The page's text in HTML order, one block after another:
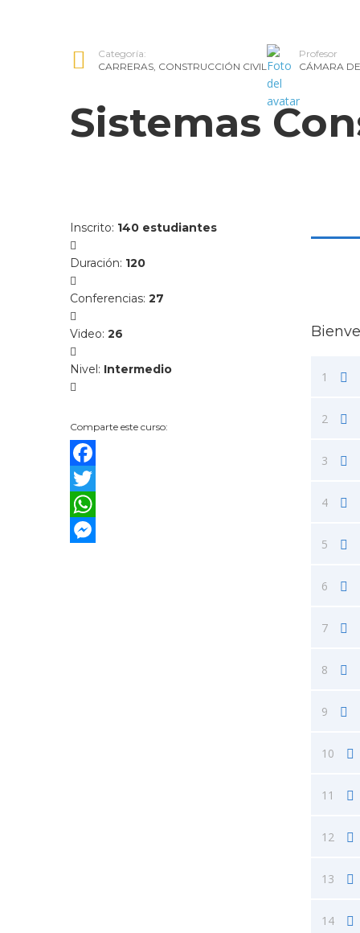
Ventas de Productos y
Visitador Médico
Categoría:
CARRERAS, CONSTRUCCIÓN CIVIL
Profesor
CÁMARA
Sistemas
Inscrito: 140 estudiantes
Duración: 120
Conferencias: 27
Video: 26
Nivel: Intermedio
Comparte este curso:
Facebook
Twitter
WhatsApp
1
2
3
4
5
6
7
8
9
10
11
12
13
14